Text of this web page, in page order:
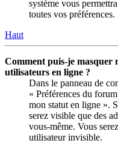
système vous
toutes vos préférences.
Haut
Comment puis-je masquer
utilisateurs en ligne ?
Dans le panneau de
« Préférences du
mon statut en ligne ».
serez visible que des
vous-même. Vous
utilisateur invisible.